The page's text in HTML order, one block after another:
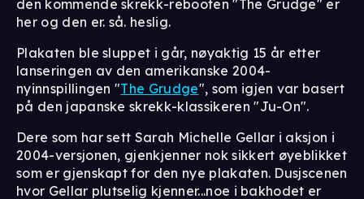
den kommende skrekk-rebooten "The Grudge" er
her og den er. så. heslig.
Plakaten ble sluppet i går, nøyaktig 15 år etter
lanseringen av den amerikanske 2004-
nyinnspillingen "The Grudge", som igjen var basert
på den japanske skrekk-klassikeren "Ju-On".
Dere som har sett Sarah Michelle Gellar i aksjon i
2004-versjonen, gjenkjenner nok sikkert øyeblikket
som er gjenskapt for den nye plakaten. Dusjscenen
hvor Gellar plutselig kjenner...noe i bakhodet er